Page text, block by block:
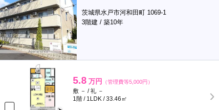
茨城県水戸市河和田町 1069-1
3階建 / 築10年
5.8 万円 （管理費等5,000円）
敷 － / 礼 －
1階 / 1LDK / 33.46㎡